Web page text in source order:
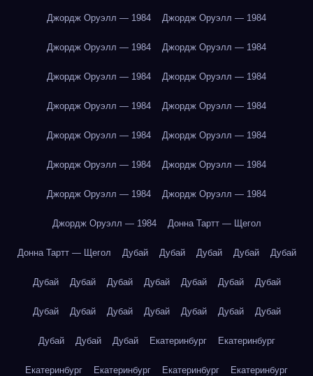
Джордж Оруэлл — 1984 Джордж Оруэлл — 1984
Джордж Оруэлл — 1984 Джордж Оруэлл — 1984
Джордж Оруэлл — 1984 Джордж Оруэлл — 1984
Джордж Оруэлл — 1984 Джордж Оруэлл — 1984
Джордж Оруэлл — 1984 Джордж Оруэлл — 1984
Джордж Оруэлл — 1984 Джордж Оруэлл — 1984
Джордж Оруэлл — 1984 Джордж Оруэлл — 1984
Джордж Оруэлл — 1984 Донна Тартт — Щегол
Донна Тартт — Щегол Дубай Дубай Дубай Дубай Дубай
Дубай Дубай Дубай Дубай Дубай Дубай Дубай
Дубай Дубай Дубай Дубай Дубай Дубай Дубай
Дубай Дубай Дубай Екатеринбург Екатеринбург
Екатеринбург Екатеринбург Екатеринбург Екатеринбург